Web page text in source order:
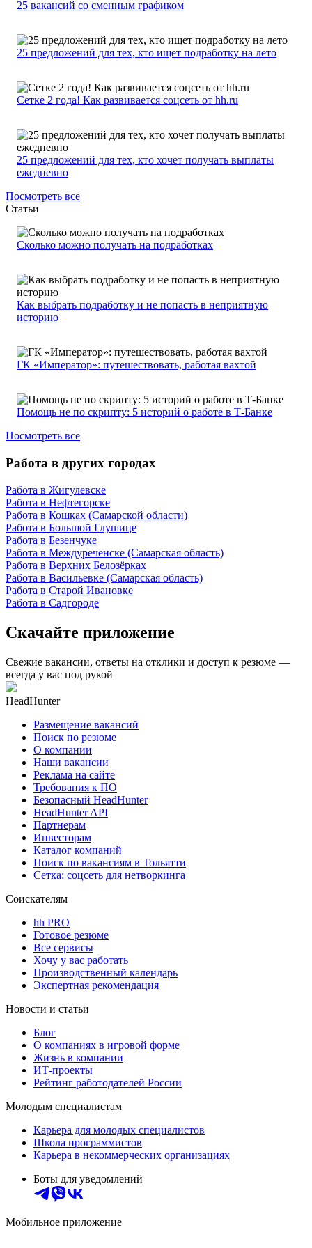
25 вакансий со сменным графиком
25 предложений для тех, кто ищет подработку на лето
Сетке 2 года! Как развивается соцсеть от hh.ru
25 предложений для тех, кто хочет получать выплаты
ежедневно
Посмотреть все
Статьи
Сколько можно получать на подработках
Как выбрать подработку и не попасть в неприятную
историю
ГК «Император»: путешествовать, работая вахтой
Помощь не по скрипту: 5 историй о работе в Т-Банке
Посмотреть все
Работа в других городах
Работа в Жигулевске
Работа в Нефтегорске
Работа в Кошках (Самарской области)
Работа в Большой Глушице
Работа в Безенчуке
Работа в Междуреченске (Самарская область)
Работа в Верхних Белозёрках
Работа в Васильевке (Самарская область)
Работа в Старой Ивановке
Работа в Садгороде
Скачайте приложение
Свежие вакансии, ответы на отклики и доступ к резюме —
всегда у вас под рукой
HeadHunter
Размещение вакансий
Поиск по резюме
О компании
Наши вакансии
Реклама на сайте
Требования к ПО
Безопасный HeadHunter
HeadHunter API
Партнерам
Инвесторам
Каталог компаний
Поиск по вакансиям в Тольятти
Сетка: соцсеть для нетворкинга
Соискателям
hh PRO
Готовое резюме
Все сервисы
Хочу у вас работать
Производственный календарь
Экспертная рекомендация
Новости и статьи
Блог
О компаниях в игровой форме
Жизнь в компании
ИТ-проекты
Рейтинг работодателей России
Молодым специалистам
Карьера для молодых специалистов
Школа программистов
Карьера в некоммерческих организациях
Боты для уведомлений
Мобильное приложение